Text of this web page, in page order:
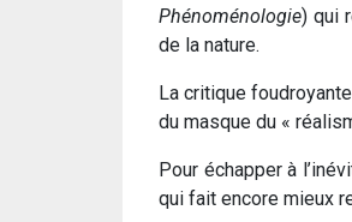
Phénoménologie) qui
de la nature.
La critique
du masque du «
Pour échapper à
qui fait encore mieux